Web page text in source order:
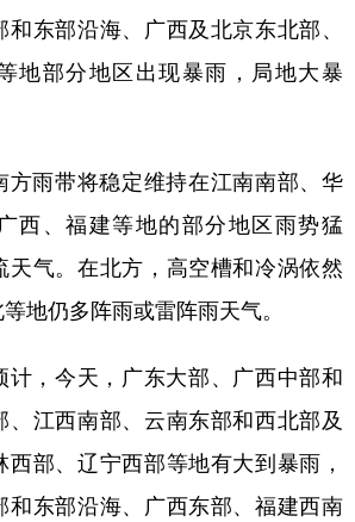
安徽 福建 江西
河南 湖北 湖南
广西 海南 重庆
甘肃 青海 宁夏
内蒙古 黑龙江
东部沿海、广西及北京东北部、
地部分地区出现暴雨，局地大暴
雨带将稳定维持在江南南部、华
西、福建等地的部分地区雨势猛
天气。在北方，高空槽和冷涡依然
地仍多阵雨或雷阵雨天气。
，今天，广东大部、广西中部和
江西南部、云南东部和西北部及
部、辽宁西部等地有大到暴雨，
和东部沿海、广西东部、福建西南